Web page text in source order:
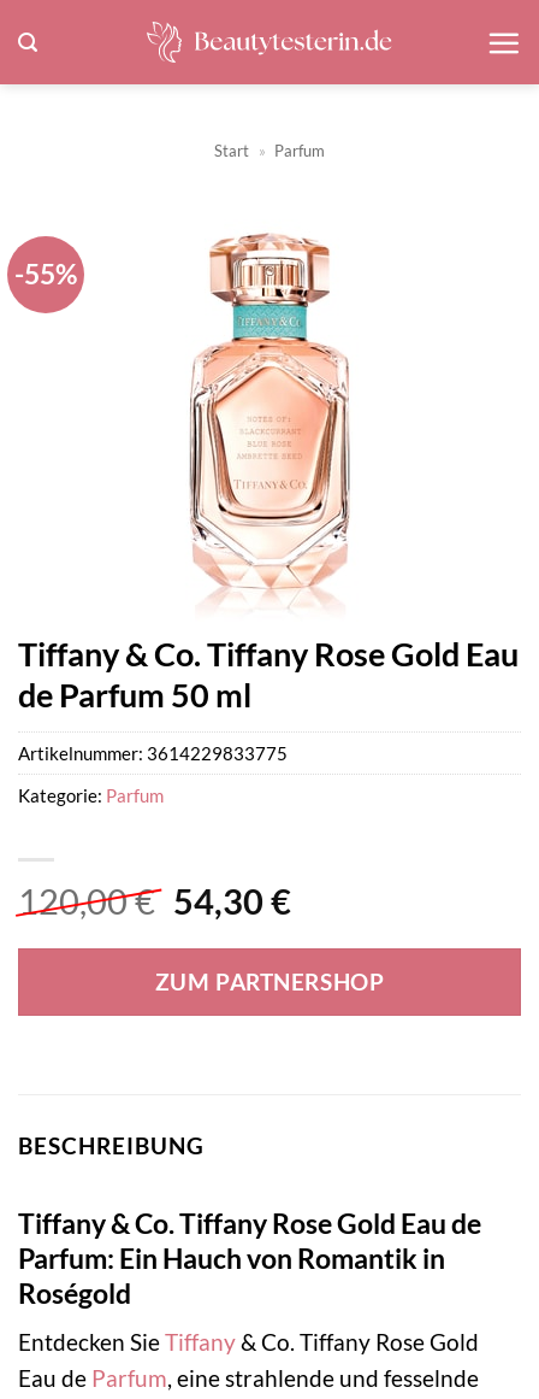
Inhalt
springen
Start » Parfum
-55%
Tiffany & Co. Tiffany Rose Gold Eau
de Parfum 50 ml
120,00€ Ursprünglicher
war:
120,00 €
54,30 €Aktueller
ist:
54,30 €.
ZUM PARTNERSHOP
Artikelnummer: 3614229833775
Kategorie: Parfum
BESCHREIBUNG
Tiffany & Co. Tiffany Rose Gold Eau de
Parfum: Ein Hauch von Romantik in
Roségold
Entdecken SieTiffany& Co. Tiffany Rose Gold
Eau de Parfum, eine strahlende und fesselnde